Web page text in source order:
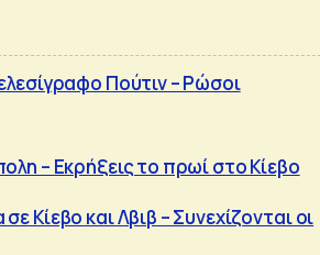
Πούτιν – Ρώσοι
– Εκρήξεις το πρωί στο Κίεβο
Κίεβο και Λβιβ – Συνεχίζονται οι